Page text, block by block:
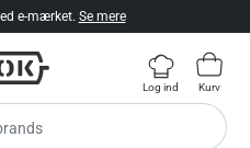
e-mærket. Se mere
Log ind Kurv